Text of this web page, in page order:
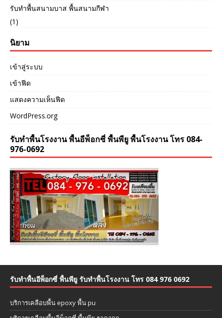
รับทำพื้นสนามบาส พื้นสนามกีฬา
(1)
นิยาม
เข้าสู่ระบบ
เข้าฟีด
แสดงความเห็นฟีด
WordPress.org
รับทำพื้นโรงงาน พื้นอีพ็อกซี่ พื้นพียู พื้นโรงงาน โทร 084-
976-0692
รับทำพื้นอีพ็อกซี่ พื้นพียู รับทำพื้นโรงงาน โทร 084 976 0692
บริการเคลือบพื้น epoxy พื้น pu